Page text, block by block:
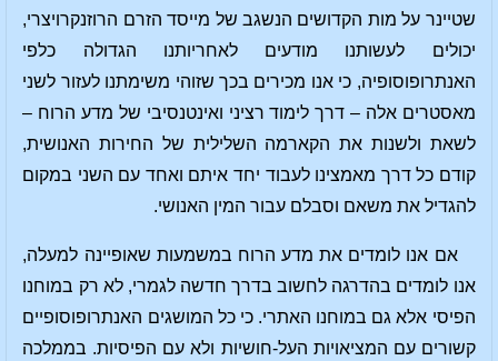
שטיינר על מות הקדושים הנשגב של מייסד הזרם הרוזנקרויצרי,
יכולים לעשותנו מודעים לאחריותנו הגדולה כלפי
האנתרופוסופיה, כי אנו מכירים בכך שזוהי משימתנו לעזור לשני
מאסטרים אלה – דרך לימוד רציני ואינטנסיבי של מדע הרוח –
לשאת ולשנות את הקארמה השלילית של החירות האנושית,
קודם כל דרך מאמצינו לעבוד יחד איתם ואחד עם השני במקום
להגדיל את משאם וסבלם עבור המין האנושי.
אם אנו לומדים את מדע הרוח במשמעות שאופיינה למעלה,
אנו לומדים בהדרגה לחשוב בדרך חדשה לגמרי, לא רק במוחנו
הפיסי אלא גם במוחנו האתרי. כי כל המושגים האנתרופוסופיים
קשורים עם המציאויות העל-חושיות ולא עם הפיסיות. בממלכה